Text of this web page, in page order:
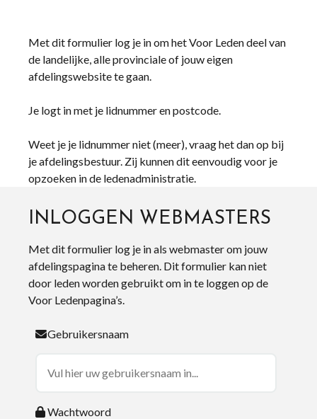
Met dit formulier log je in om het Voor Leden deel van
de landelijke, alle provinciale of jouw eigen
afdelingswebsite te gaan.
Je logt in met je lidnummer en postcode.
Weet je je lidnummer niet (meer), vraag het dan op bij
je afdelingsbestuur. Zij kunnen dit eenvoudig voor je
opzoeken in de ledenadministratie.
INLOGGEN WEBMASTERS
Met dit formulier log je in als webmaster om jouw
afdelingspagina te beheren. Dit formulier kan niet
door leden worden gebruikt om in te loggen op de
Voor Ledenpagina’s.
Gebruikersnaam
Wachtwoord